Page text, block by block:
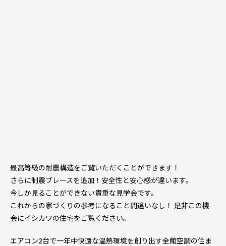
最高等級の耐震構造をご覧いただくことができます！
さらに制震ブレースを追加！安全性と安心感が違います。
今しか見ることができない貴重な見学会です。
これからの家づくりの参考になること間違いなし！ 是非この機
会にイシカワの住宅をご覧ください。
エアコン2台で一年中快適な温熱環境を創り出す全館空調の住ま